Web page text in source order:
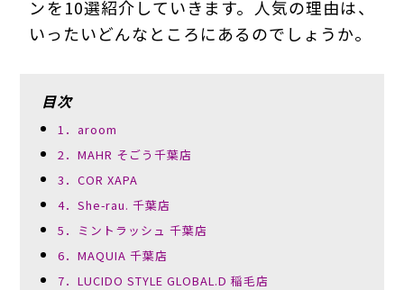
ンを10選紹介していきます。人気の理由は、
いったいどんなところにあるのでしょうか。
目次
1．aroom
2．MAHR そごう千葉店
3．COR XAPA
4．She-rau. 千葉店
5．ミントラッシュ 千葉店
6．MAQUIA 千葉店
7．LUCIDO STYLE GLOBAL.D 稲毛店